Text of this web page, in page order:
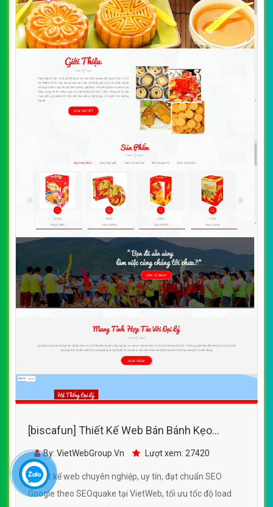
[biscafun] Thiết Kế Web Bán Bánh Kẹo
Lubico đẹp, chuyên nghiệp chuẩn SEO
By: VietWebGroup.Vn Lượt xem: 27420
. Thiết kế web chuyên nghiệp, uy tín, đạt chuẩn SEO
Google theo SEOquake tại VietWeb, tối ưu tốc độ load